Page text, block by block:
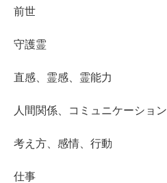
前世
守護霊
直感、霊感、霊能力
人間関係、コミュニケーション
考え方、感情、行動
仕事